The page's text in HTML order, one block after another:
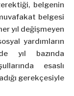
belgenin
belgesi
yıl değişmeyen
yardımların
yıl bazında
esaslı
gerekçesiyle